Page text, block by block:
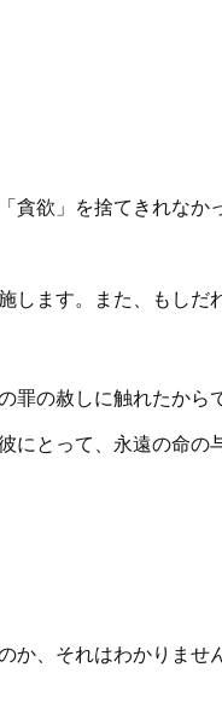
欲」を捨てきれなか
します。また、もし
の赦しに触れたから
とって、永遠の命の
、それはわかりません